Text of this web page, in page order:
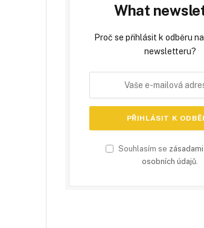
What
Proč se přihlásit k odběru
newsletteru?
Souhlasím se
osobních údajů